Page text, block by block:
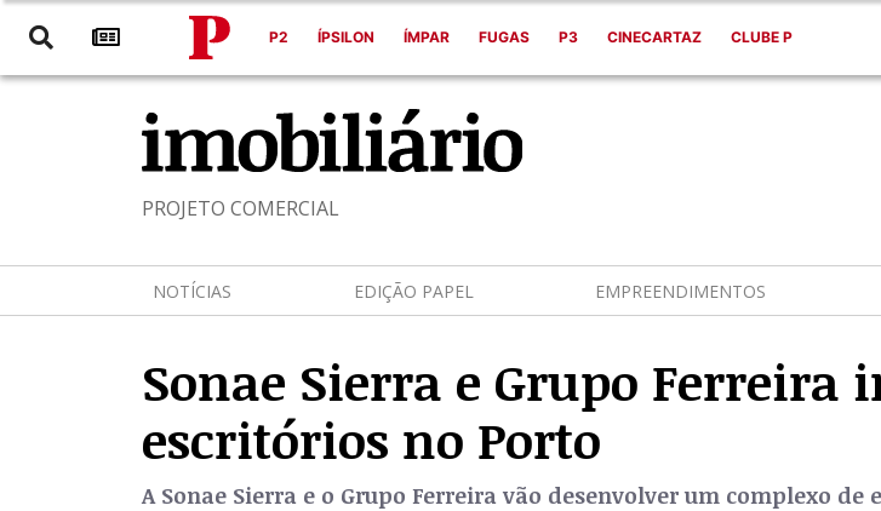
P2 ÍPSILON ÍMPAR FUGAS P3 CINECARTAZ CLUBE P
PROJETO COMERCIAL
NOTÍCIAS EDIÇÃO PAPEL EMPREENDIMENTOS
Sonae Sierra e Grupo Ferreira
escritórios no Porto
A Sonae Sierra e o Grupo Ferreira vão desenvolver um complexo